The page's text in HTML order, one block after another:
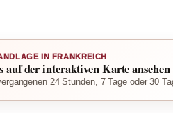
IN FRANKREICH
auf der interaktiven Karte ansehen
24 Stunden, 7 Tage oder 30